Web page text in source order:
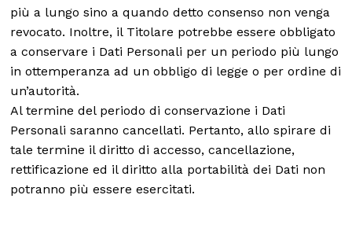
più a lungo sino a quando detto consenso non venga
revocato. Inoltre, il Titolare potrebbe essere obbligato
a conservare i Dati Personali per un periodo più lungo
in ottemperanza ad un obbligo di legge o per ordine di
un’autorità.
Al termine del periodo di conservazione i Dati
Personali saranno cancellati. Pertanto, allo spirare di
tale termine il diritto di accesso, cancellazione,
rettificazione ed il diritto alla portabilità dei Dati non
potranno più essere esercitati.